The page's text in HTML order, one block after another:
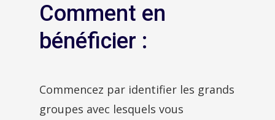
Comment en
bénéficier :
Commencez par identifier les grands
groupes avec lesquels vous